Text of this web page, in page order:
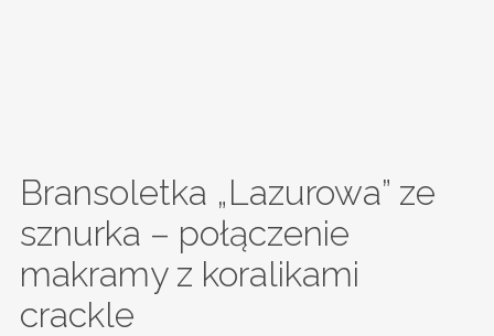
Bransoletka „Lazurowa” ze
sznurka – połączenie
makramy z koralikami
crackle